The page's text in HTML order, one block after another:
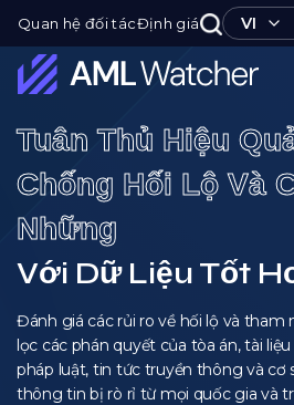
Quan hệ đối tácĐịnh giá VI
Watcher
dung
Tuân Thủ Hiệu
Chống Hối Lộ Và
Những
Với Dữ Liệu Tốt
Đánh giá các rủi ro về hối lộ và tham
lọc các phán quyết của tòa án, tài
pháp luật, tin tức truyền thông và cơ
thông tin bị rò rỉ từ mọi quốc gia và